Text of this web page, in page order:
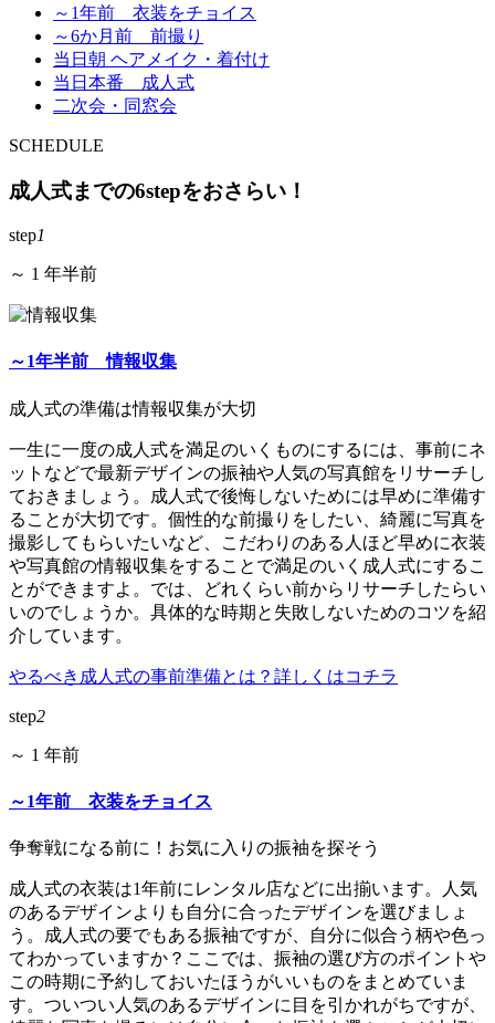
～1年前 衣装をチョイス
～6か月前 前撮り
当日朝 ヘアメイク・着付け
当日本番 成人式
二次会・同窓会
SCHEDULE
成人式までの6stepをおさらい！
step1
～ 1 年半前
～1年半前 情報収集
成人式の準備は情報収集が大切
一生に一度の成人式を満足のいくものにするには、事前にネ
ットなどで最新デザインの振袖や人気の写真館をリサーチし
ておきましょう。成人式で後悔しないためには早めに準備す
ることが大切です。個性的な前撮りをしたい、綺麗に写真を
撮影してもらいたいなど、こだわりのある人ほど早めに衣装
や写真館の情報収集をすることで満足のいく成人式にするこ
とができますよ。では、どれくらい前からリサーチしたらい
いのでしょうか。具体的な時期と失敗しないためのコツを紹
介しています。
やるべき成人式の事前準備とは？詳しくはコチラ
step2
～ 1 年前
～1年前 衣装をチョイス
争奪戦になる前に！お気に入りの振袖を探そう
成人式の衣装は1年前にレンタル店などに出揃います。人気
のあるデザインよりも自分に合ったデザインを選びましょ
う。成人式の要でもある振袖ですが、自分に似合う柄や色っ
てわかっていますか？ここでは、振袖の選び方のポイントや
この時期に予約しておいたほうがいいものをまとめていま
す。ついつい人気のあるデザインに目を引かれがちですが、